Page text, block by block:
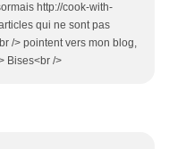
http://cook-with-
qui ne sont pas
/> pointent vers mon blog,
Bises<br />